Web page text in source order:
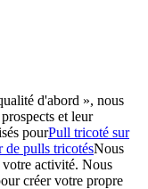
d'abord », nous
et leur
pourPull tricoté sur
de pulls tricotésNous
activité. Nous
créer votre propre